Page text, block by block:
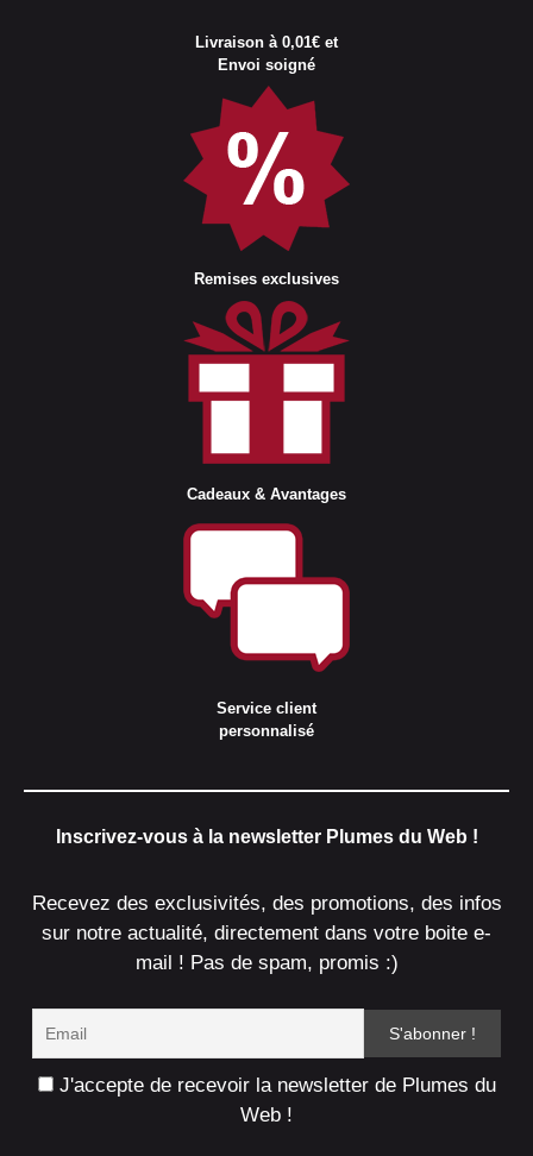
Livraison à 0,01€ et
Envoi soigné
Remises exclusives
Cadeaux & Avantages
Service client
personnalisé
Inscrivez-vous à la newsletter Plumes du Web !
Recevez des exclusivités, des promotions, des infos
sur notre actualité, directement dans votre boite e-
mail ! Pas de spam, promis :)
J'accepte de recevoir la newsletter de Plumes du
Web !